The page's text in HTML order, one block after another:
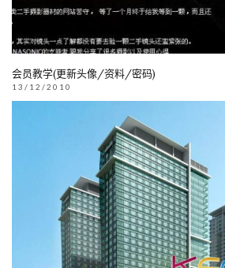
会员教学(更新头像/资料/密码)
13/12/2010